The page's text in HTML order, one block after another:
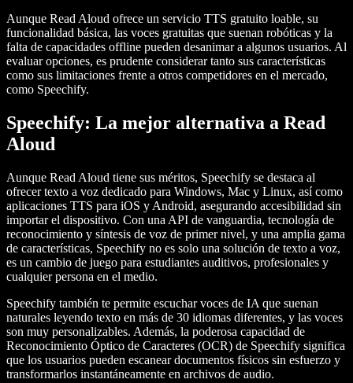
Aunque Read Aloud ofrece un servicio TTS gratuito loable, su
funcionalidad básica, las voces gratuitas que suenan robóticas y la
falta de capacidades offline pueden desanimar a algunos usuarios. Al
evaluar opciones, es prudente considerar tanto sus características
como sus limitaciones frente a otros competidores en el mercado,
como Speechify.
Speechify: La mejor alternativa a Read
Aloud
Aunque Read Aloud tiene sus méritos, Speechify se destaca al
ofrecer texto a voz dedicado para Windows, Mac y Linux, así como
aplicaciones TTS para iOS y Android, asegurando accesibilidad sin
importar el dispositivo. Con una API de vanguardia, tecnología de
reconocimiento y síntesis de voz de primer nivel, y una amplia gama
de características, Speechify no es solo una solución de texto a voz,
es un cambio de juego para estudiantes auditivos, profesionales y
cualquier persona en el medio.
Speechify también te permite escuchar voces de IA que suenan
naturales leyendo texto en más de 30 idiomas diferentes, y las voces
son muy personalizables. Además, la poderosa capacidad de
Reconocimiento Óptico de Caracteres (OCR) de Speechify significa
que los usuarios pueden escanear documentos físicos sin esfuerzo y
transformarlos instantáneamente en archivos de audio.